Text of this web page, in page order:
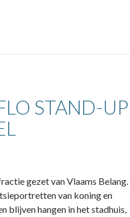
STAND-UP
gezet van Vlaams Belang.
van koning en
blijven hangen in het stadhuis,